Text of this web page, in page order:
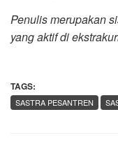
Penulis merupakan
yang aktif di
TAGS:
SASTRA PESANTREN